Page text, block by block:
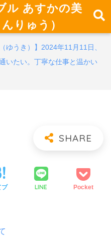
ル あすかの美
りゅう）
ゆうき）】2024年11月11日、
いたい。丁寧な仕事と温かい
ブ LINE Pocket